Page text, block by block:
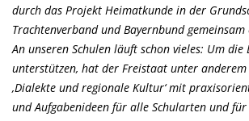
durch das Projekt Heimatkunde in der
Trachtenverband und Bayernbund
An unseren Schulen läuft schon vieles: Um die
unterstützen, hat der Freistaat unter
Dialekte und regionale Kultur‘ mit
und Aufgabenideen für alle Schularten und